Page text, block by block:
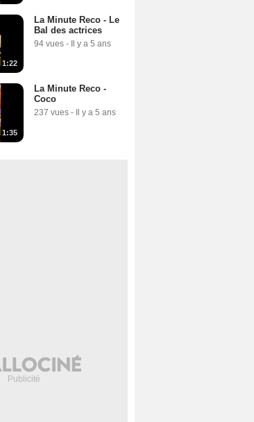
1:22
La Minute Reco - Le
Bal des actrices
94 vues - Il y a 5 ans
1:35
La Minute Reco -
Coco
237 vues - Il y a 5 ans